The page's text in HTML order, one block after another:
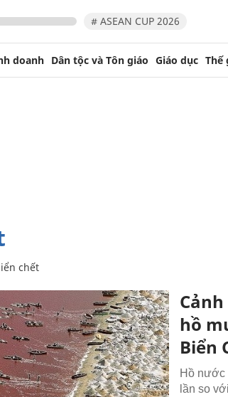
# ASEAN CUP 2026
doanh Dân tộc và Tôn giáo Giáo dục Thế
chết
hồ
Biển
Hồ nước
lần so